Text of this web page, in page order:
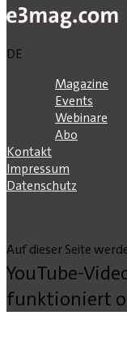
DE
Magazine
Events
Webinare
Abo
Kontakt
Impressum
Datenschutz
Auf dieser Seite
YouTube-
funktioniert